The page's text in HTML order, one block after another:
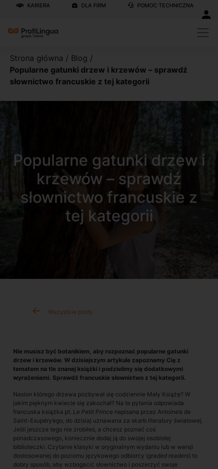
KARIERA DLA FIRM POMOC TECHNICZNA
Strona główna / Blog /
Popularne gatunki drzew i krzewów – sprawdź
słownictwo francuskie z tej kategorii
Popularne gatunki drzew i
krzewów – sprawdź
słownictwo francuskie z
tej kategorii
Wszystkie posty
Nie musisz być botanikiem, aby rozpoznać popularne gatunki
drzew i krzewów. W dzisiejszym artykule zapoznamy Cię z
tematem na tle znanej książki i podzielimy się dodatkowymi
wyrażeniami. Sprawdź francuskie słownictwo z tej kategorii.
Nasion którego drzewa pozbywał się codziennie Mały Książę? W
jakim pięknym kwiecie się zakochał? Na te pytania odpowiada
francuska książka pt. Le Petit Prince napisana przez Antoine’a de
Saint-Exupéry’ego, do dzisiaj uznawana za skarb literatury światowej.
Jeśli jeszcze tego nie zrobiłeś, a chcesz poznać coś
ponadczasowego, koniecznie dodaj ją do swojej osobistej
biblioteczki. Czytanie klasyki w oryginalnym wydaniu lub w wersji
dostosowanej do poziomu językowego odbiorcy (graded readers) to
dobry sposób, aby wzbogacić słownictwo i poszerzyć swoje